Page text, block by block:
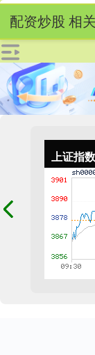
上证指数
配资炒股 相